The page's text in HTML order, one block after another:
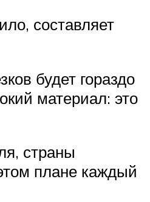
составляет
будет гораздо
материал: это
страны
плане каждый